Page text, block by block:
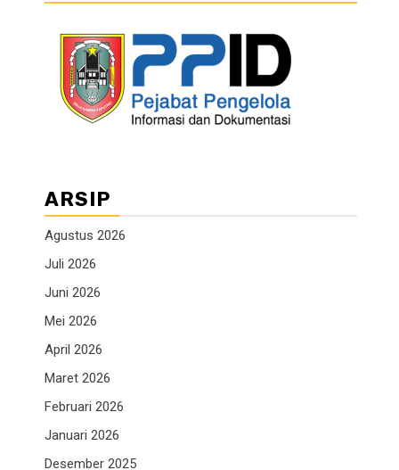
ARSIP
Agustus 2026
Juli 2026
Juni 2026
Mei 2026
April 2026
Maret 2026
Februari 2026
Januari 2026
Desember 2025